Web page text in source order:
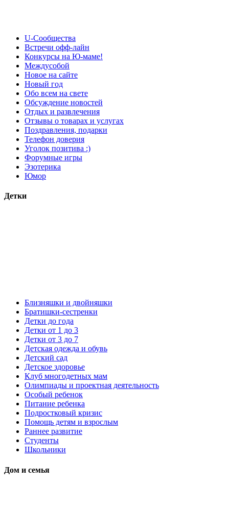
U-Сообщества
Встречи офф-лайн
Конкурсы на Ю-маме!
Междусобой
Новое на сайте
Новый год
Обо всем на свете
Обсуждение новостей
Отдых и развлечения
Отзывы о товарах и услугах
Поздравления, подарки
Телефон доверия
Уголок позитива :)
Форумные игры
Эзотерика
Юмор
Детки
Близняшки и двойняшки
Братишки-сестренки
Детки до года
Детки от 1 до 3
Детки от 3 до 7
Детская одежда и обувь
Детский сад
Детское здоровье
Клуб многодетных мам
Олимпиады и проектная деятельность
Особый ребенок
Питание ребенка
Подростковый кризис
Помощь детям и взрослым
Раннее развитие
Студенты
Школьники
Дом и семья